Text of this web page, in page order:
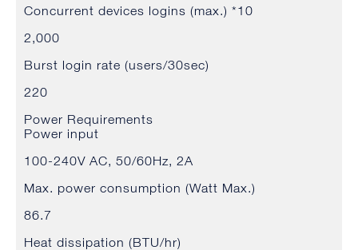
Concurrent devices logins (max.) *10
2,000
Burst login rate (users/30sec)
220
Power Requirements
Power input
100-240V AC, 50/60Hz, 2A
Max. power consumption (Watt Max.)
86.7
Heat dissipation (BTU/hr)